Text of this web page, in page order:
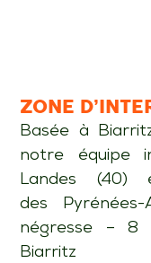
ZONE
Basée à
notre équipe
Landes (40)
des
négresse – 8
Biarritz